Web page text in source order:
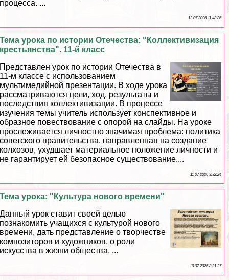
процесса. ...
12 07 2026 11:43:36
Тема урока по истории Отечества: "Коллективизация
крестьянства". 11-й класс
Представлен урок по истории Отечества в
11-м классе с использованием
мультимедийной презентации. В ходе урока
рассматриваются цели, ход, результаты и
последствия коллективизации. В процессе
изучения темы учитель использует конспективное и
образное повествование с опорой на слайды. На уроке
прослеживается личностно значимая проблема: политика
советского правительства, направленная на создание
колхозов, ухудшает материальное положение личности и
не гарантирует ей безопасное существование....
11 07 2026 9:32:24
Тема урока: "Культура нового времени"
Данный урок ставит своей целью
познакомить учащихся с культурой нового
времени, дать представление о творчестве
композиторов и художников, о роли
искусства в жизни общества. ...
10 07 2026 3:21:27